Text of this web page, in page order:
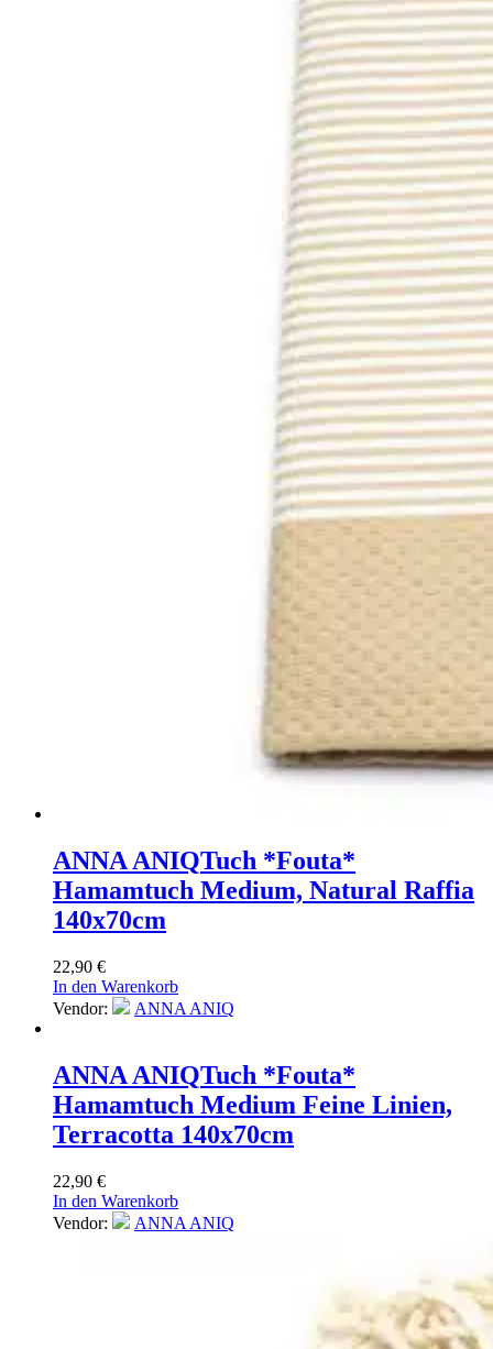
ANNA ANIQTuch *Fouta*
Hamamtuch Medium, Natural Raffia
140x70cm
22,90 €
In den Warenkorb
Vendor:
ANNA ANIQ
ANNA ANIQTuch *Fouta*
Hamamtuch Medium Feine Linien,
Terracotta 140x70cm
22,90 €
In den Warenkorb
Vendor:
ANNA ANIQ